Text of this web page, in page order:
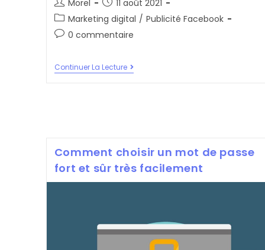
de
la
publication :
Morel
published:
11 août 2021
Post
category:
Marketing digital / Publicité Facebook
Post0 commentaire
Continuer La LectureQuelle
Stratégie
Comment choisir un mot de passe
fort et sûr très facilement